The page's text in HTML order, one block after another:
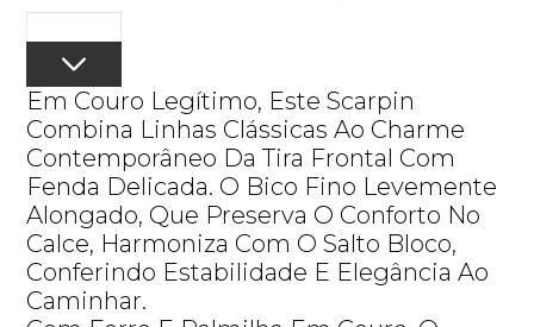
Em Couro Legítimo, Este Scarpin
Combina Linhas Clássicas Ao Charme
Contemporâneo Da Tira Frontal Com
Fenda Delicada. O Bico Fino Levemente
Alongado, Que Preserva O Conforto No
Calce, Harmoniza Com O Salto Bloco,
Conferindo Estabilidade E Elegância Ao
Caminhar.